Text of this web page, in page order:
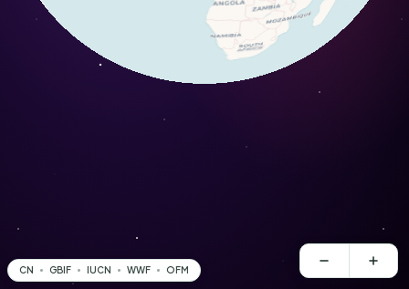
CN GBIF IUCN WWF OFM